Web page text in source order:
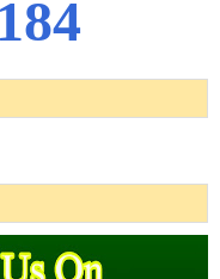
184